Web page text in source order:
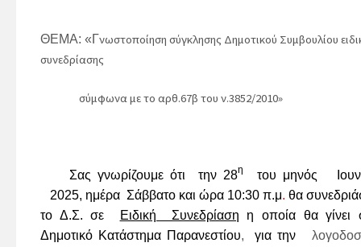
ΘΕΜΑ: «Γνωστοποίηση σύγκλησης Δημοτικού Συμβουλίου
συνεδρίασης
σύμφωνα με το αρθ.67β του ν.3852/2010»
Σας γνωρίζουμε ότι την 28η
του μηνός
2025, ημέρα Σάββατο και ώρα 10:30 π.μ. θα
το Δ.Σ. σε
Ειδική Συνεδρίαση η οποία θα γίνει
Δημοτικό Κατάστημα Παρανεστίου, για την